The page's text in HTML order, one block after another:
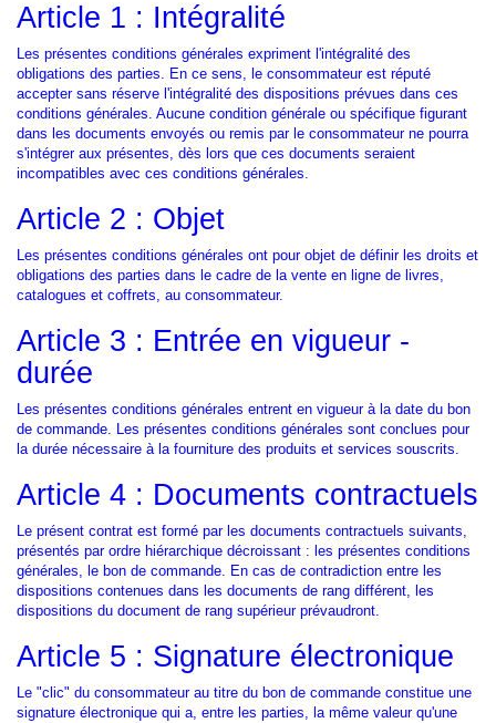
Article 1 : Intégralité
Les présentes conditions générales expriment l'intégralité des
obligations des parties. En ce sens, le consommateur est réputé
accepter sans réserve l'intégralité des dispositions prévues dans ces
conditions générales. Aucune condition générale ou spécifique figurant
dans les documents envoyés ou remis par le consommateur ne pourra
s'intégrer aux présentes, dès lors que ces documents seraient
incompatibles avec ces conditions générales.
Article 2 : Objet
Les présentes conditions générales ont pour objet de définir les droits et
obligations des parties dans le cadre de la vente en ligne de livres,
catalogues et coffrets, au consommateur.
Article 3 : Entrée en vigueur -
durée
Les présentes conditions générales entrent en vigueur à la date du bon
de commande. Les présentes conditions générales sont conclues pour
la durée nécessaire à la fourniture des produits et services souscrits.
Article 4 : Documents contractuels
Le présent contrat est formé par les documents contractuels suivants,
présentés par ordre hiérarchique décroissant : les présentes conditions
générales, le bon de commande. En cas de contradiction entre les
dispositions contenues dans les documents de rang différent, les
dispositions du document de rang supérieur prévaudront.
Article 5 : Signature électronique
Le "clic" du consommateur au titre du bon de commande constitue une
signature électronique qui a, entre les parties, la même valeur qu'une